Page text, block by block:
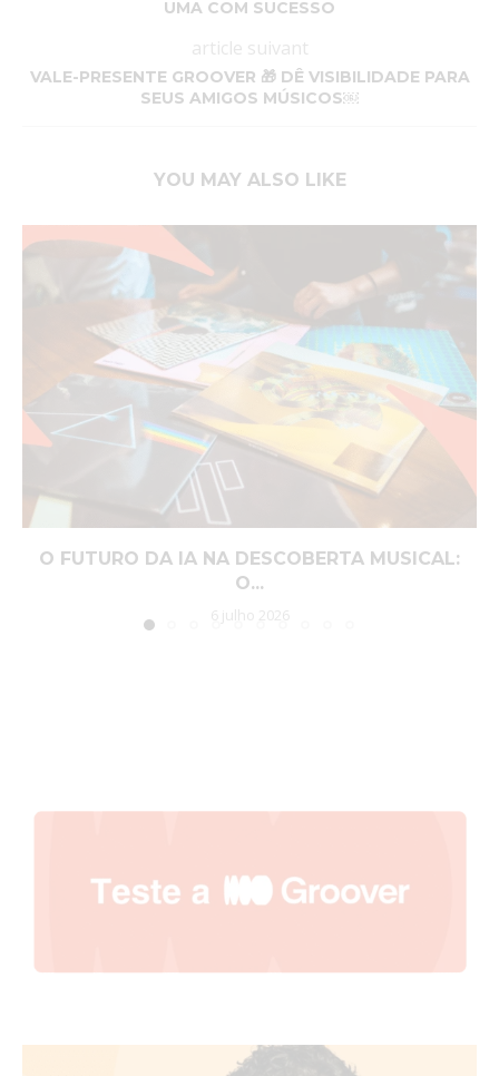
UMA COM SUCESSO
article suivant
VALE-PRESENTE GROOVER 🎁 DÊ VISIBILIDADE PARA
SEUS AMIGOS MÚSICOS￼
YOU MAY ALSO LIKE
O FUTURO DA IA NA DESCOBERTA MUSICAL:
O...
6 julho 2026